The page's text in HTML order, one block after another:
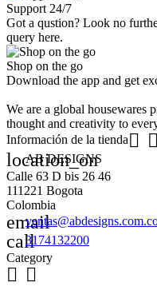
Support 24/7
Got a qustion? Look no
query here.
Shop on the go
Download the app and get
We are a global housewares
thought and creativity to
Información de la tienda 
location_on
AB DESIGNS
Calle 63 D bis 26 46
111221 Bogota
Colombia
email
call3174132200
Category
 